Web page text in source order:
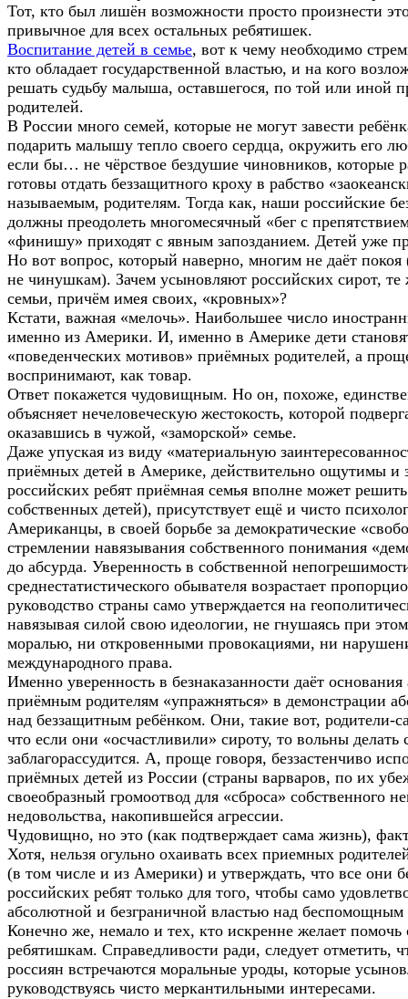
Тот, кто был лишён возможности просто произнести
привычное для всех остальных ребятишек.
Воспитание детей в семье, вот к чему необходимо
кто обладает государственной властью, и на кого
решать судьбу малыша, оставшегося, по той или иной
родителей.
В России много семей, которые не могут завести
подарить малышу тепло своего сердца, окружить его
если бы… не чёрствое бездушие чиновников, которые
готовы отдать беззащитного кроху в рабство
называемым, родителям. Тогда как, наши российские
должны преодолеть многомесячный «бег с
«финишу» приходят с явным запозданием. Детей уже
Но вот вопрос, который наверно, многим не даёт покоя
не чинушкам). Зачем усыновляют российских сирот, те
семьи, причём имея своих, «кровных»?
Кстати, важная «мелочь». Наибольшее число
именно из Америки. И, именно в Америке дети
«поведенческих мотивов» приёмных родителей, а
воспринимают, как товар.
Ответ покажется чудовищным. Но он, похоже,
объясняет нечеловеческую жестокость, которой
оказавшись в чужой, «заморской» семье.
Даже упуская из виду «материальную
приёмных детей в Америке, действительно ощутимы и
российских ребят приёмная семья вполне может
собственных детей), присутствует ещё и чисто
Американцы, в своей борьбе за демократические
стремлении навязывания собственного понимания
до абсурда. Уверенность в собственной
среднестатистического обывателя возрастает
руководство страны само утверждается на
навязывая силой свою идеологии, не гнушаясь при
моралью, ни откровенными провокациями, ни
международного права.
Именно уверенность в безнаказанности даёт
приёмным родителям «упражняться» в демонстрации
над беззащитным ребёнком. Они, такие вот, родители-
что если они «осчастливили» сироту, то вольны
заблагорассудится. А, проще говоря, беззастенчиво
приёмных детей из России (страны варваров, по их
своеобразный громоотвод для «сброса» собственного
недовольства, накопившейся агрессии.
Чудовищно, но это (как подтверждает сама жизнь),
Хотя, нельзя огульно охаивать всех приемных
(в том числе и из Америки) и утверждать, что все они
российских ребят только для того, чтобы само
абсолютной и безграничной властью над
Конечно же, немало и тех, кто искренне желает помочь
ребятишкам. Справедливости ради, следует отметить,
россиян встречаются моральные уроды, которые
руководствуясь чисто меркантильными интересами.